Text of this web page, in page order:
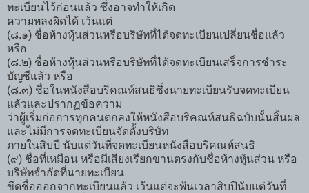
ทะเบียนไว้ก่อนแล้ว ซึ่งอาจทำให้เกิด
ความหลงผิดได้ เว้นแต่
(๘.๑) ชื่อห้างหุ้นส่วนหรือบริษัทที่ได้จดทะเบียนเปลี่ยนชื่อแล้ว
หรือ
(๘.๒) ชื่อห้างหุ้นส่วนหรือบริษัทที่ได้จดทะเบียนเสร็จการชำระ
บัญชีแล้ว หรือ
(๘.๓) ชื่อในหนังสือบริคณห์สนธิซึ่งนายทะเบียนรับจดทะเบียน
แล้วและปรากฏข้อความ
ว่าผู้เริ่มก่อการทุกคนตกลงให้หนังสือบริคณห์สนธิฉบับนั้นสิ้นผล
และไม่มีการจดทะเบียนจัดตั้งบริษัท
ภายในสิบปี นับแต่วันที่จดทะเบียนหนังสือบริคณห์สนธิ
(๙) ชื่อที่เหมือน หรือมีเสียงเรียกขานตรงกับชื่อห้างหุ้นส่วน หรือ
บริษัทจำกัดที่นายทะเบียน
ขีดชื่อออกจากทะเบียนแล้ว เว้นแต่จะพ้นเวลาสิบปีนับแต่วันที่